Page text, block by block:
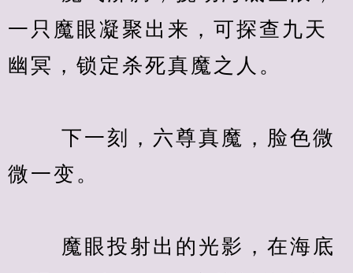
一只魔眼凝聚出来，可探查九天
幽冥，锁定杀死真魔之人。
下一刻，六尊真魔，脸色微
微一变。
魔眼投射出的光影，在海底